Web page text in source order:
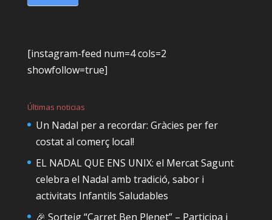
[instagram-feed num=4 cols=2
showfollow=true]
Últimas noticias
Un Nadal per a recordar: Gràcies per fer
costat al comerç local!
EL NADAL QUE ENS UNIX: el Mercat Sagunt
celebra el Nadal amb tradició, sabor i
activitats Infantils Saludables
🎉 Sorteig “Carret Ben Plenet” – Participa i